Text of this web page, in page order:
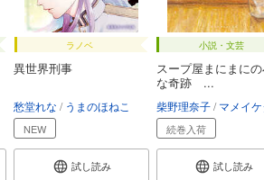
ラノベ
異世界刑事
愁堂れな うまのほねこ
NEW
試し読み
小説・文芸
スープ屋まにまに
な奇跡 ...
柴野理奈子 マメイ
続巻入荷
試し読み